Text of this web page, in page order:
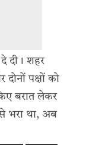
दी। शहर
पक्षों को
बरात लेकर
भरा था, अब